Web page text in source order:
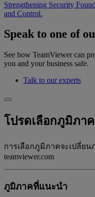
Strengthening Security
and Control.
Speak to one of
See how TeamViewer can
you and your business safe.
Talk to our experts
โปรดเลือกภูมิภา
การเลือกภูมิภาคจะเปลี่ย
teamviewer.com
ภูมิภาคที่แนะนํา